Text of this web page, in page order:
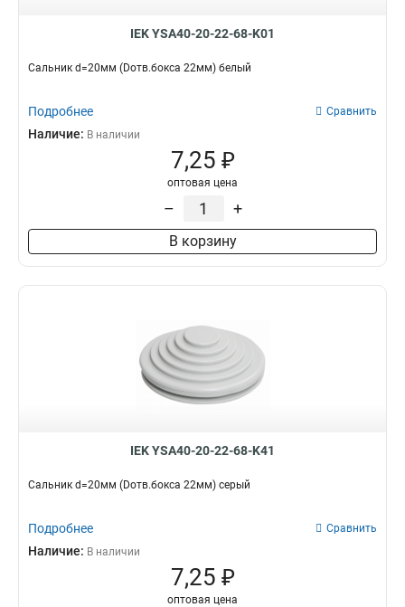
IEK YSA40-20-22-68-K01
Сальник d=20мм (Dотв.бокса 22мм) белый
Подробнее Сравнить
Наличие: В наличии
7,25 ₽
оптовая цена
– +
В корзину
IEK YSA40-20-22-68-K41
Сальник d=20мм (Dотв.бокса 22мм) серый
Подробнее Сравнить
Наличие: В наличии
7,25 ₽
оптовая цена